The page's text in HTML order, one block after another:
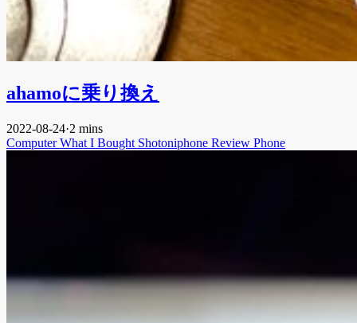
ahamoに乗り換え
2022-08-24·2 mins
ComputerWhat I Bought Shotoniphone Review Phone